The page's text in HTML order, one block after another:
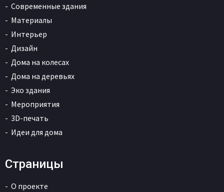
Современные здания
Материалы
Интерьер
Дизайн
Дома на колесах
Дома на деревьях
Эко здания
Мероприятия
3D-печать
Идеи для дома
Страницы
О проекте